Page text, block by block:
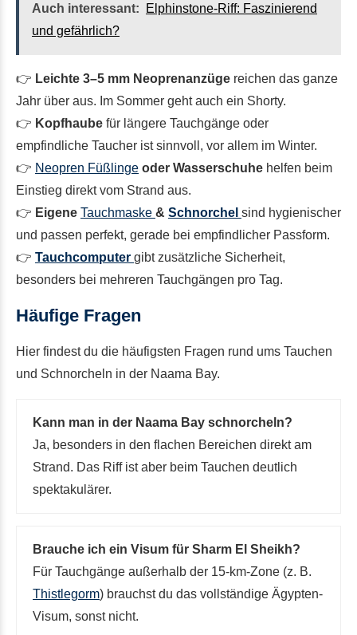
Auch interessant:
Elphinstone-Riff: Faszinierend
und gefährlich?
👉 Leichte 3–5 mm Neoprenanzüge reichen das ganze
Jahr über aus. Im Sommer geht auch ein Shorty.
👉 Kopfhaube für längere Tauchgänge oder
empfindliche Taucher ist sinnvoll, vor allem im Winter.
👉 Neopren Füßlinge oder Wasserschuhe helfen beim
Einstieg direkt vom Strand aus.
👉 Eigene Tauchmaske & Schnorchel sind hygienischer
und passen perfekt, gerade bei empfindlicher Passform.
👉 Tauchcomputer gibt zusätzliche Sicherheit,
besonders bei mehreren Tauchgängen pro Tag.
Häufige Fragen
Hier findest du die häufigsten Fragen rund ums Tauchen
und Schnorcheln in der Naama Bay.
Kann man in der Naama Bay schnorcheln?
Ja, besonders in den flachen Bereichen direkt am
Strand. Das Riff ist aber beim Tauchen deutlich
spektakulärer.
Brauche ich ein Visum für Sharm El Sheikh?
Für Tauchgänge außerhalb der 15-km-Zone (z. B.
Thistlegorm) brauchst du das vollständige Ägypten-
Visum, sonst nicht.